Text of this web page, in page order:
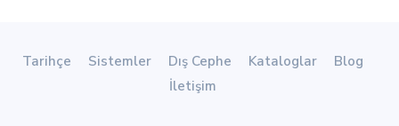
Tarihçe Sistemler Dış Cephe Kataloglar
Blog
İletişim